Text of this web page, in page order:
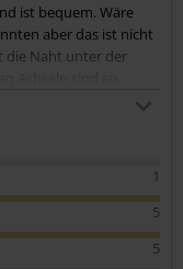
ist bequem. Wäre
aber das ist nicht
die Naht unter der
2 fingern leider ohne
Qualität ist er leider
1
5
5